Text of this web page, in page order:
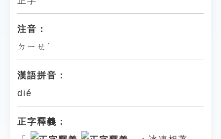
注音：
ㄉㄧㄝˊ
漢語拼音：
dié
正字釋義：